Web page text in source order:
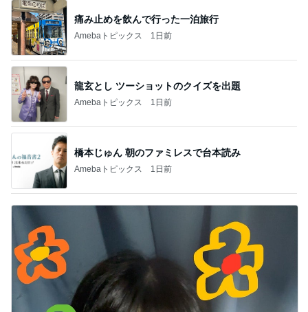
痛み止めを飲んで行った一泊旅行
Amebaトピックス 1日前
龍玄とし ツーショットのクイズを出題
Amebaトピックス 1日前
橋本じゅん 朝のファミレスで台本読み
Amebaトピックス 1日前